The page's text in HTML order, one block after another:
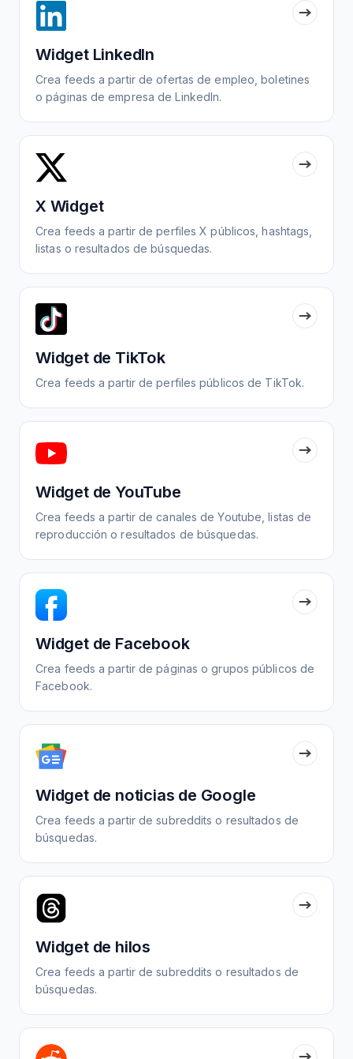
Widget LinkedIn
Crea feeds a partir de ofertas de empleo, boletines
o páginas de empresa de LinkedIn.
X Widget
Crea feeds a partir de perfiles X públicos, hashtags,
listas o resultados de búsquedas.
Widget de TikTok
Crea feeds a partir de perfiles públicos de TikTok.
Widget de YouTube
Crea feeds a partir de canales de Youtube, listas de
reproducción o resultados de búsquedas.
Widget de Facebook
Crea feeds a partir de páginas o grupos públicos de
Facebook.
Widget de noticias de Google
Crea feeds a partir de subreddits o resultados de
búsquedas.
Widget de hilos
Crea feeds a partir de subreddits o resultados de
búsquedas.